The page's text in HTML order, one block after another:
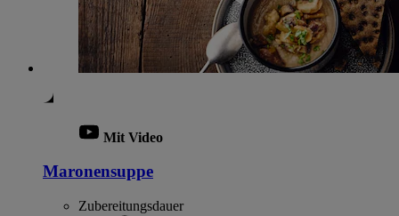
Mit Video
Maronensuppe
Zubereitungsdauer